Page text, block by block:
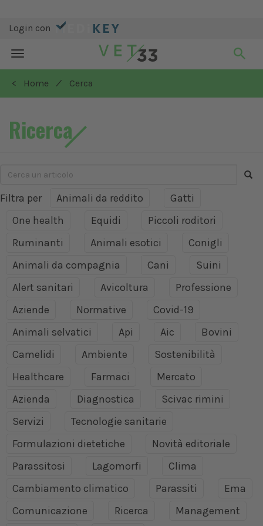
Login con
Toggle
navigation
< Home
/ Cerca
Ricerca
Filtra per Animali da reddito
Gatti
One health
Equidi
Piccoli roditori
Ruminanti
Animali esotici
Conigli
Animali da compagnia
Cani
Suini
Alert sanitari
Avicoltura
Professione
Aziende
Normative
Covid-19
Animali selvatici
Api Aic
Bovini
Camelidi
Ambiente
Sostenibilità
Healthcare
Farmaci
Mercato
Azienda
Diagnostica
Scivac rimini
Servizi
Tecnologie sanitarie
Formulazioni dietetiche
Novità editoriale
Parassitosi
Lagomorfi
Clima
Cambiamento climatico
Parassiti
Ema
Comunicazione
Ricerca
Management